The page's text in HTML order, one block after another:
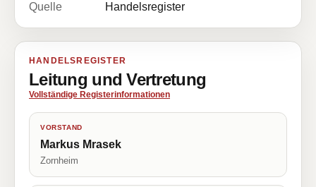
Quelle
Handelsregister
HANDELSREGISTER
Leitung und Vertretung
Vollständige Registerinformationen
VORSTAND
Markus Mrasek
Zornheim